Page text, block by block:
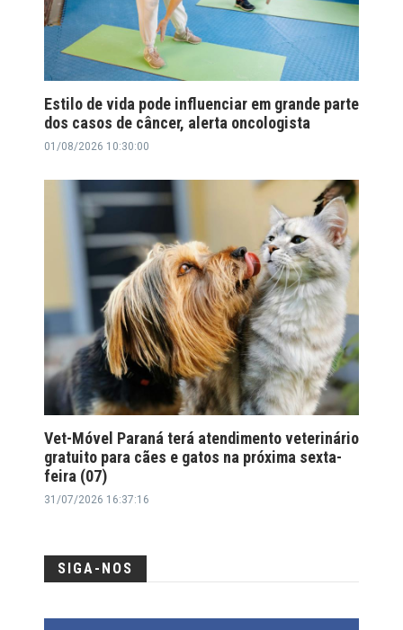
Estilo de vida pode influenciar em grande parte
dos casos de câncer, alerta oncologista
01/08/2026 10:30:00
Vet-Móvel Paraná terá atendimento veterinário
gratuito para cães e gatos na próxima sexta-
feira (07)
31/07/2026 16:37:16
SIGA-NOS